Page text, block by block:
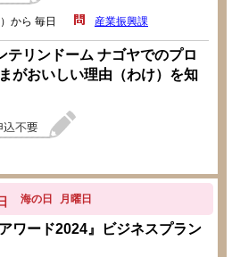
から 毎日 産業振興課
テリンドーム ナゴヤでのプロ
がおいしい理由（わけ）を知
海の日 月曜日
ワード2024』ビジネスプラン